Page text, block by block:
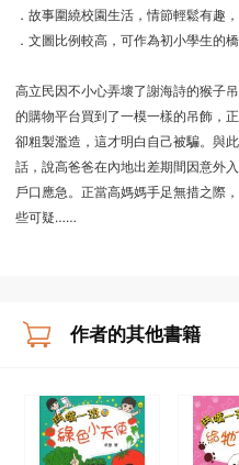
．故事圍繞校園生活，情節輕鬆有趣
．文圖比例較高，可作為初小學生的
高立民因不小心弄壞了謝海詩的猴子
的購物平台買到了一模一樣的吊飾，
卻粗製濫造，這才明白自己被騙。與
話，說高爸爸在內地出差期間因意外
戶口應急。正當高媽媽手足無措之際
些可疑……
作者的其他書籍